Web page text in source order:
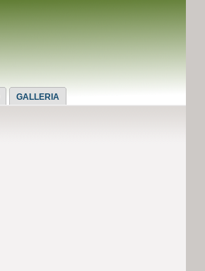
GALLERIA